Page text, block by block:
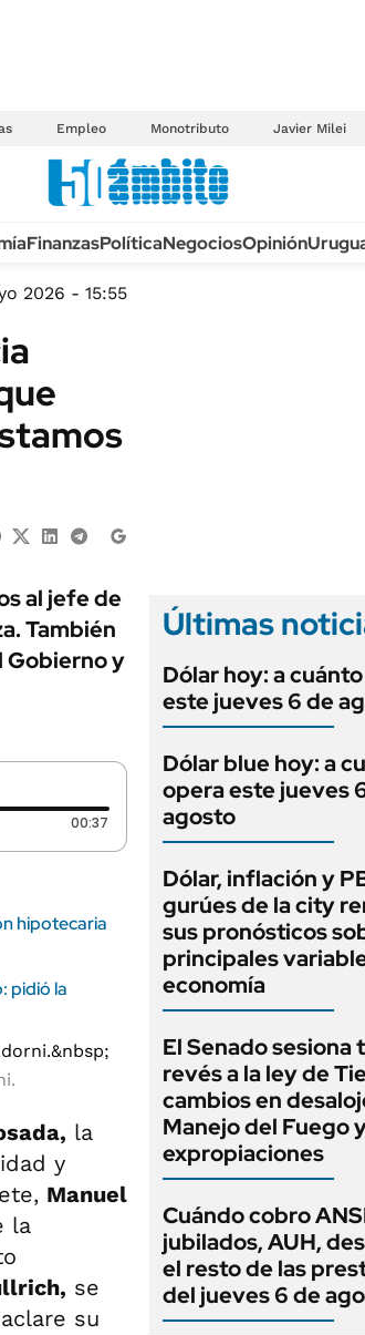
Empleo Monotributo Javier Milei
GENERAL
FinanzasPolíticaNegociosOpinión
2026 - 15:55
al jefe de
También
Gobierno y
00:37 Duración: 37 segundos
hipotecaria
pidió la
la
y
Manuel
la
se
su
Últimas
Dólar hoy: a
este jueves 6 de
Dólar blue hoy: a
opera este jueves
agosto
Dólar, inflación y
gurúes de la city
sus pronósticos
principales
economía
El Senado sesiona
revés a la ley de
cambios en
Manejo del Fuego
expropiaciones
Cuándo cobro
jubilados, AUH,
el resto de las
del jueves 6 de